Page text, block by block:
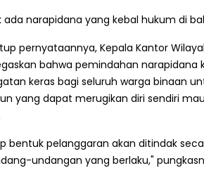
ada narapidana yang kebal hukum di
pernyataannya, Kepala Kantor
bahwa pemindahan narapidana
keras bagi seluruh warga binaan
yang dapat merugikan diri sendiri
bentuk pelanggaran akan ditindak
undangan yang berlaku,"